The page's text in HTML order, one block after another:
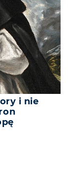
i nie